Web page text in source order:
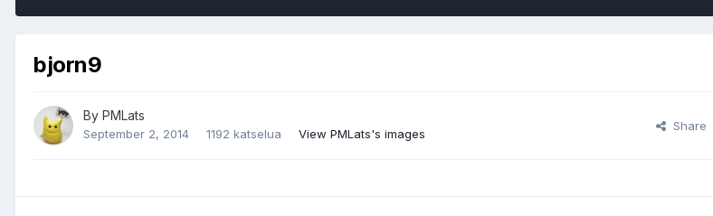
bjorn9
By PMLats
September 2, 2014 1192 katselua View PMLats's images
Share